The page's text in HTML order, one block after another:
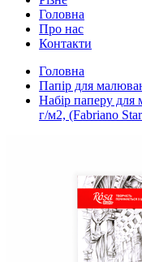
Головна
Про нас
Контакти
Головна
Папір для
Набір паперу для
г/м2, (Fabriano